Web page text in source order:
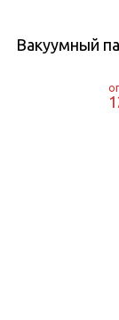
Вакуумный